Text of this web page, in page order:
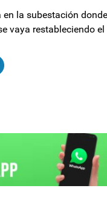
la subestación
vaya restableciendo el